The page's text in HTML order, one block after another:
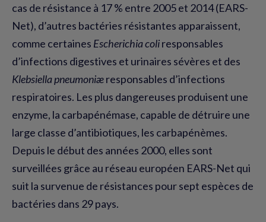
cas de résistance à 17 % entre 2005 et 2014 (EARS-
Net), d’autres bactéries résistantes apparaissent,
comme certaines Escherichia coliresponsables
d’infections digestives et urinaires sévères et des
Klebsiella pneumoniæresponsables d’infections
respiratoires. Les plus dangereuses produisent une
enzyme, la carbapénémase, capable de détruire une
large classe d’antibiotiques, les carbapénèmes.
Depuis le début des années 2000, elles sont
surveillées grâce au réseau européen EARS-Net qui
suit la survenue de résistances pour sept espèces de
bactéries dans 29 pays.